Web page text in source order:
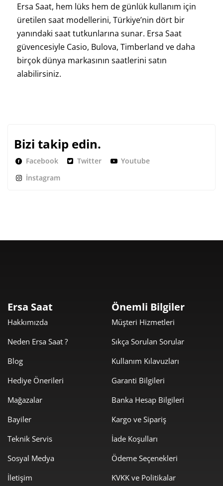
Ersa Saat, hem lüks hem de günlük kullanım için
üretilen saat modellerini, Türkiye’nin dört bir
yanındaki saat tutkunlarına sunar. Ersa Saat
güvencesiyle Casio, Bulova, Timberland ve daha
birçok dünya markasının saatlerini satın
alabilirsiniz.
Bizi takip edin.
Facebook Twitter
Youtube
İnstagram
Ersa Saat
Hakkımızda
Neden Ersa Saat ?
Blog
Hediye Önerileri
Mağazalar
Bayiler
Teknik Servis
Sosyal Medya
İletişim
Önemli Bilgiler
Müşteri Hizmetleri
Sıkça Sorulan Sorular
Kullanım Kılavuzları
Garanti Bilgileri
Banka Hesap Bilgileri
Kargo ve Sipariş
İade Koşulları
Ödeme Seçenekleri
KVKK ve Politikalar